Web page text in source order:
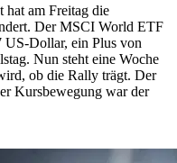
hat am Freitag die
Der MSCI World ETF
US-Dollar, ein Plus von
Nun steht eine Woche
ob die Rally trägt. Der
Kursbewegung war der